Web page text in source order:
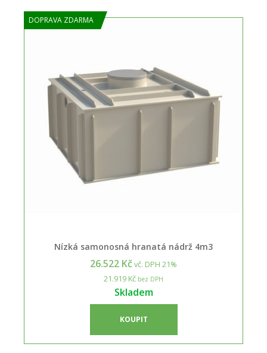
DOPRAVA ZDARMA
Nízká samonosná hranatá nádrž 4m3
26.522 Kčvč. DPH 21%
21.919 Kč bez DPH
Skladem
KOUPIT